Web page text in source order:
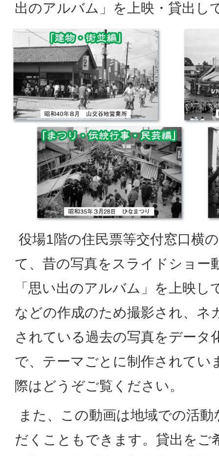
出のアルバム」を上映・貸出し
役場1階の住民票等交付窓口横
て、昔の写真をスライドショー
「思い出のアルバム」を上映
などの作成のため撮影され、ネ
されている過去の写真をデータ
で、テーマごとに制作されてい
際はどうぞご覧ください。
また、この動画は地域での活
だくこともできます。貸出をご